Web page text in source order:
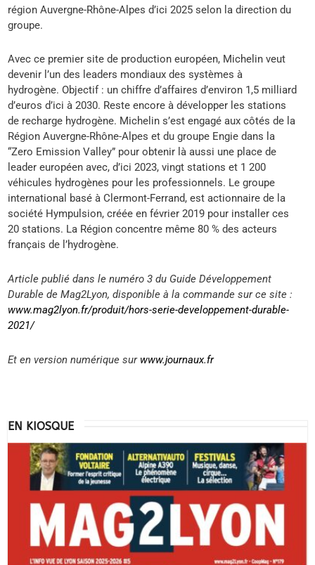
région Auvergne-Rhône-Alpes d’ici 2025 selon la direction du
groupe.
Avec ce premier site de production européen, Michelin veut
devenir l’un des leaders mondiaux des systèmes à
hydrogène. Objectif : un chiffre d’affaires d’environ 1,5 milliard
d’euros d’ici à 2030. Reste encore à développer les stations
de recharge hydrogène. Michelin s’est engagé aux côtés de la
Région Auvergne-Rhône-Alpes et du groupe Engie dans la
“Zero Emission Valley” pour obtenir là aussi une place de
leader européen avec, d’ici 2023, vingt stations et 1 200
véhicules hydrogènes pour les professionnels. Le groupe
international basé à Clermont-Ferrand, est actionnaire de la
société Hympulsion, créée en février 2019 pour installer ces
20 stations. La Région concentre même 80 % des acteurs
français de l’hydrogène.
Article publié dans le numéro 3 du Guide Développement
Durable de Mag2Lyon, disponible à la commande sur ce site :
www.mag2lyon.fr/produit/hors-serie-developpement-durable-
2021/
Et en version numérique sur www.journaux.fr
EN KIOSQUE